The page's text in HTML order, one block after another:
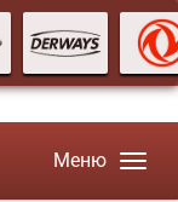
Меню